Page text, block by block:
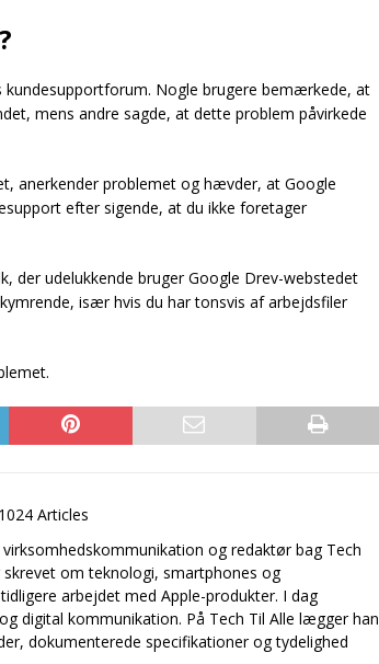
kundesupportforum. Nogle brugere bemærkede, at
mens andre sagde, at dette problem påvirkede
anerkender problemet og hævder, at Google
efter sigende, at du ikke foretager
der udelukkende bruger Google Drev-webstedet
især hvis du har tonsvis af arbejdsfiler
1024 Articles
og redaktør bag Tech
skrevet om teknologi, smartphones og
arbejdet med Apple-produkter. I dag
digital kommunikation. På Tech Til Alle lægger han
dokumenterede specifikationer og tydelighed